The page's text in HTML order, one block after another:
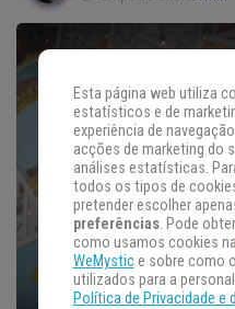
Esta página web utiliza
estatísticos e de
experiência de
acções de marketing do
análises estatísticas.
todos os tipos de
pretender escolher
preferências. Pode
como usamos cookies na
WeMystice sobre como
utilizados para a
Política de Privacidade e